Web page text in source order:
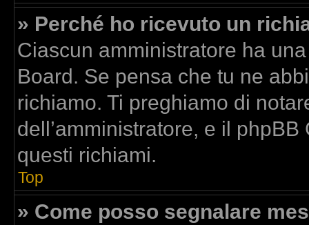
» Perché ho ricevuto un
Ciascun amministratore ha
Board. Se pensa che tu ne
richiamo. Ti preghiamo di
dell’amministratore, e il
questi richiami.
Top
» Come posso segnalare